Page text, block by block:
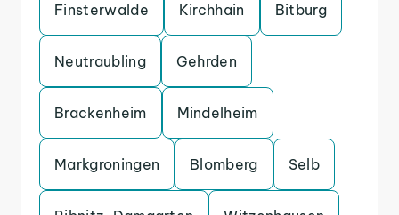
Finsterwalde Kirchhain Bitburg
Neutraubling Gehrden
Brackenheim Mindelheim
Markgroningen Blomberg Selb